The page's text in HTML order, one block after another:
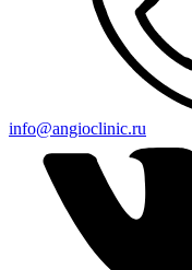
info@angioclinic.ru